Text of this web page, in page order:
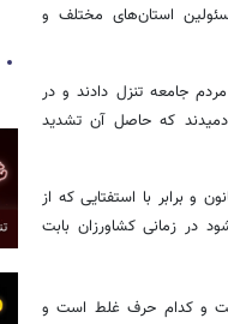
علیرغم تذکر مقام معظم رهبری در سال ۱۳۸۹ به مسئولین استان‌های مختلف و
جامعه تنزل دادند و در
که حاصل آن تشدید
و برابر با استفتایی که از
در زمانی کشاورزان بابت
و کدام حرف غلط است و